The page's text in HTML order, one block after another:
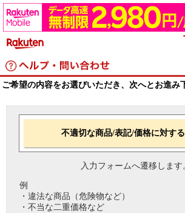
ご希望の内容をお選びいただき、次へとお進み
不適切な商品/表記/価格に対す
入力フォームへ遷移します
例
・違法な商品（危険物など）
・不当な二重価格など